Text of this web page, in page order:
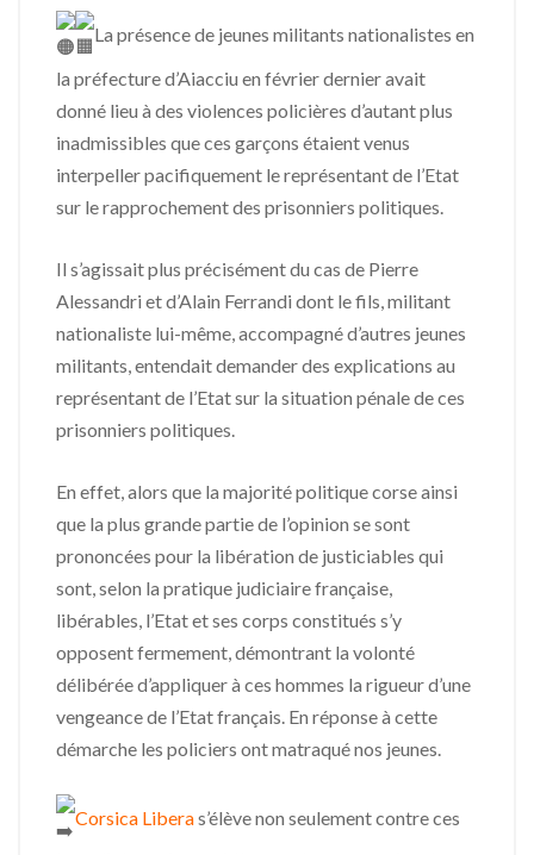
La présence de jeunes militants nationalistes en
la préfecture d’Aiacciu en février dernier avait
donné lieu à des violences policières d’autant plus
inadmissibles que ces garçons étaient venus
interpeller pacifiquement le représentant de l’Etat
sur le rapprochement des prisonniers politiques.
Il s’agissait plus précisément du cas de Pierre
Alessandri et d’Alain Ferrandi dont le fils, militant
nationaliste lui-même, accompagné d’autres jeunes
militants, entendait demander des explications au
représentant de l’Etat sur la situation pénale de ces
prisonniers politiques.
En effet, alors que la majorité politique corse ainsi
que la plus grande partie de l’opinion se sont
prononcées pour la libération de justiciables qui
sont, selon la pratique judiciaire française,
libérables, l’Etat et ses corps constitués s’y
opposent fermement, démontrant la volonté
délibérée d’appliquer à ces hommes la rigueur d’une
vengeance de l’Etat français. En réponse à cette
démarche les policiers ont matraqué nos jeunes.
Corsica Liberas’élève non seulement contre ces